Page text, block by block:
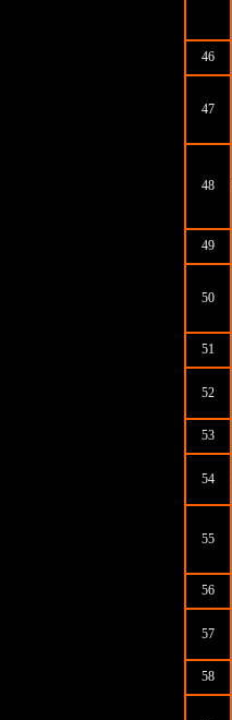
46
47
48
49
50
51
52
53
54
55
56
57
58